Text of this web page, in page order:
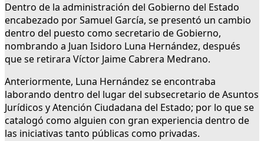
Dentro de la administración del Gobierno del Estado
encabezado por Samuel García, se presentó un cambio
dentro del puesto como secretario de Gobierno,
nombrando a Juan Isidoro Luna Hernández, después
que se retirara Víctor Jaime Cabrera Medrano.
Anteriormente, Luna Hernández se encontraba
laborando dentro del lugar del subsecretario de Asuntos
Jurídicos y Atención Ciudadana del Estado; por lo que se
catalogó como alguien con gran experiencia dentro de
las iniciativas tanto públicas como privadas.